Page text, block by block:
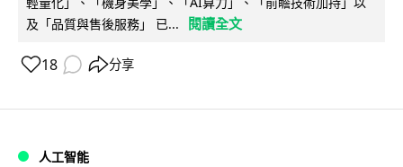
及「品質與售後服務」 已...
閱讀全文
18 分享
人工智能